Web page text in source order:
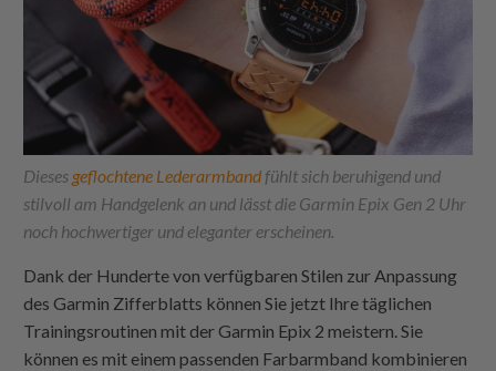
Dieses geflochtene Lederarmband fühlt sich beruhigend und
stilvoll am Handgelenk an und lässt die Garmin Epix Gen 2 Uhr
noch hochwertiger und eleganter erscheinen.
Dank der Hunderte von verfügbaren Stilen zur Anpassung
des Garmin Zifferblatts können Sie jetzt Ihre täglichen
Trainingsroutinen mit der Garmin Epix 2 meistern. Sie
können es mit einem passenden Farbarmband kombinieren